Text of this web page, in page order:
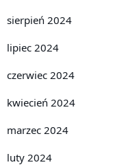
sierpień 2024
lipiec 2024
czerwiec 2024
kwiecień 2024
marzec 2024
luty 2024